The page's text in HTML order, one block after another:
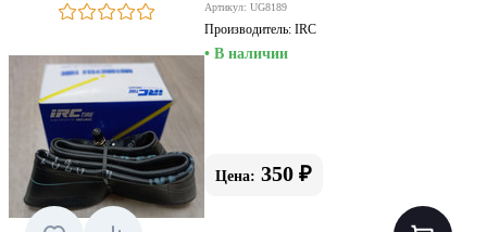
Артикул: UG8189
Производитель: IRC
• В наличии
Цена: 350 ₽